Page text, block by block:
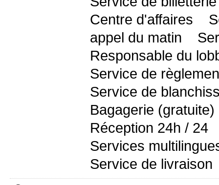
Centre d'affaires
appel du matin
Responsable du
Service de
Service de
Bagagerie (gratuite)
Réception 24h / 24
Services
Service de livraison